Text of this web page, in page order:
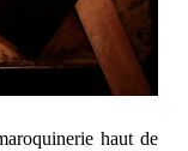
haut de